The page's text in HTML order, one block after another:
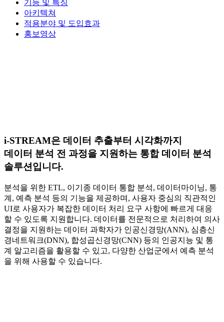
기능 및 특징
아키텍쳐
적용분야 및 도입효과
홍보영상
i-STREAM은 데이터 추출부터 시각화까지
데이터 분석 전 과정을 지원하는 통합 데이터 분석
솔루션 입니다.
분석을 위한 ETL, 이기종 데이터 통합 분석, 데이터마이닝, 통
계, 예측 분석 등의 기능을 제공하며, 사용자 중심의 직관적인
UI로 사용자가 복잡한 데이터 처리 요구 사항에 빠르게 대응
할 수 있도록 지원합니다. 데이터를 전문적으로 처리하여 의사
결정을 지원하는 데이터 과학자가 인공신경망(ANN), 심층신
경네트워크(DNN), 합성곱신경망(CNN) 등의 인공지능 및 통
계 알고리즘을 활용할 수 있고, 다양한 산업군에서 예측 분석
을 위해 사용할 수 있습니다.